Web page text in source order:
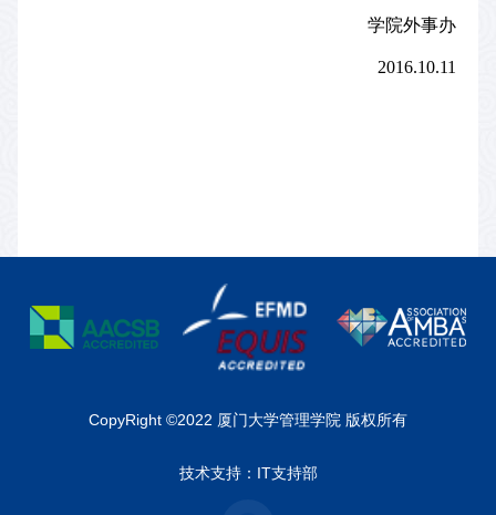
学院外事办
2016.10.11
CopyRight ©2022 厦门大学管理学院 版权所有
技术支持：IT支持部